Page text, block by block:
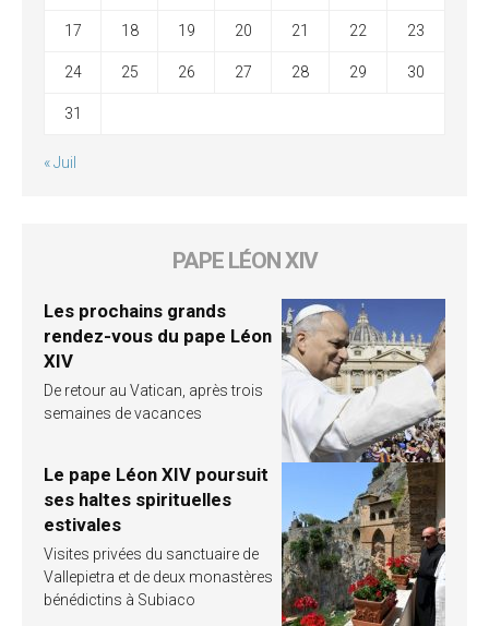
17 18 19 20 21 22 23
24 25 26 27 28 29 30
31
« Juil
PAPE LÉON XIV
Les prochains grands
rendez-vous du pape Léon
XIV
De retour au Vatican, après trois
semaines de vacances
Le pape Léon XIV poursuit
ses haltes spirituelles
estivales
Visites privées du sanctuaire de
Vallepietra et de deux monastères
bénédictins à Subiaco